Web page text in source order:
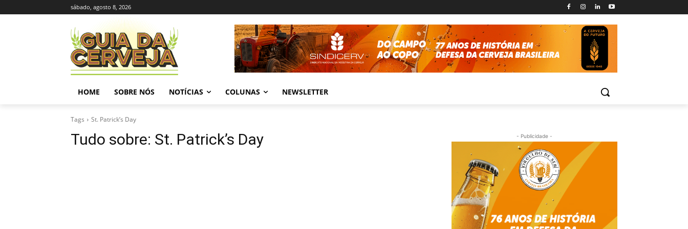
sábado, agosto 8, 2026
HOME SOBRE NÓS NOTÍCIAS COLUNAS NEWSLETTER
Tags St. Patrick’s Day
Tudo sobre: St. Patrick’s Day - Publicidade -